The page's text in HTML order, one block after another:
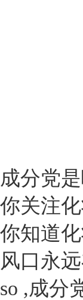
成分党
你关注
你知道
风口永
so ,成分